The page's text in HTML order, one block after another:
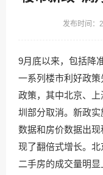
发布时间
9月底以来，包括降
一系列楼市利好政
政策，其中北京、
圳部分取消。新政
数据和房价数据出
现了翻倍式增长。北
二手房的成交量明